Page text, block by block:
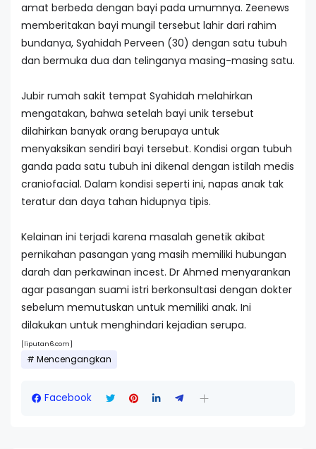
amat berbeda dengan bayi pada umumnya. Zeenews
memberitakan bayi mungil tersebut lahir dari rahim
bundanya, Syahidah Perveen (30) dengan satu tubuh
dan bermuka dua dan telinganya masing-masing satu.
Jubir rumah sakit tempat Syahidah melahirkan
mengatakan, bahwa setelah bayi unik tersebut
dilahirkan banyak orang berupaya untuk
menyaksikan sendiri bayi tersebut. Kondisi organ tubuh
ganda pada satu tubuh ini dikenal dengan istilah medis
craniofacial. Dalam kondisi seperti ini, napas anak tak
teratur dan daya tahan hidupnya tipis.
Kelainan ini terjadi karena masalah genetik akibat
pernikahan pasangan yang masih memiliki hubungan
darah dan perkawinan incest. Dr Ahmed menyarankan
agar pasangan suami istri berkonsultasi dengan dokter
sebelum memutuskan untuk memiliki anak. Ini
dilakukan untuk menghindari kejadian serupa.
[liputan6.com]
Mencengangkan
Facebook